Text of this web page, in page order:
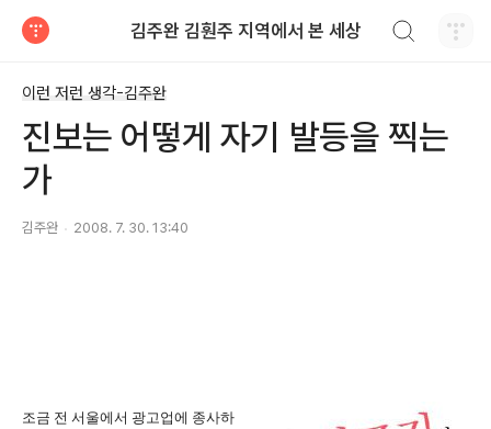
김주완 김훤주 지역에서 본 세상
이런 저런 생각-김주완
진보는 어떻게 자기 발등을 찍는
가
김주완 2008. 7. 30. 13:40
조금 전 서울에서 광고업에 종사하